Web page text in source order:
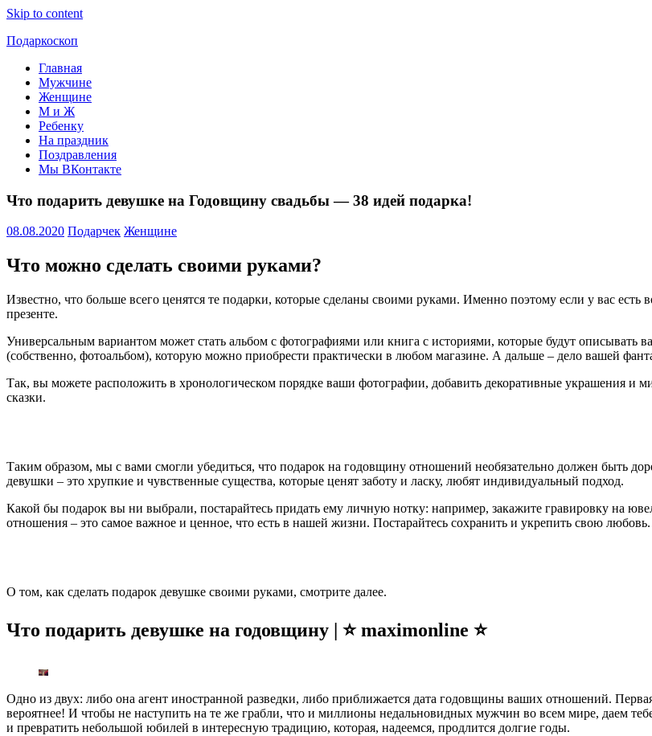
Skip to content
Подаркоскоп
Поможем
выбрать
подарить
Главная
Мужчине
Женщине
М и Ж
Ребенку
На праздник
Поздравления
Мы ВКонтакте
Что подарить девушке на Годовщину свадьбы — 38 идей подарка!
08.08.2020 Подарчек Женщине
Что можно сделать своими руками?
Известно, что больше всего ценятся те подарки, которые сделаны своими руками. Именно поэтому если у вас есть
презенте.
Универсальным вариантом может стать альбом с фотографиями или книга с историями, которые будут описывать
(собственно, фотоальбом), которую можно приобрести практически в любом магазине. А дальше – дело вашей
Так, вы можете расположить в хронологическом порядке ваши фотографии, добавить декоративные украшения
сказки.
Таким образом, мы с вами смогли убедиться, что подарок на годовщину отношений необязательно должен быть
девушки – это хрупкие и чувственные существа, которые ценят заботу и ласку, любят индивидуальный подход.
Какой бы подарок вы ни выбрали, постарайтесь придать ему личную нотку: например, закажите гравировку на
отношения – это самое важное и ценное, что есть в нашей жизни. Постарайтесь сохранить и укрепить свою любовь.
О том, как сделать подарок девушке своими руками, смотрите далее.
Что подарить девушке на годовщину | ⭐️ maximonline ⭐️
Одно из двух: либо она агент иностранной разведки, либо приближается дата годовщины ваших отношений.
вероятнее! И чтобы не наступить на те же грабли, что и миллионы недальновидных мужчин во всем мире, даем
и превратить небольшой юбилей в интересную традицию, которая, надеемся, продлится долгие годы.